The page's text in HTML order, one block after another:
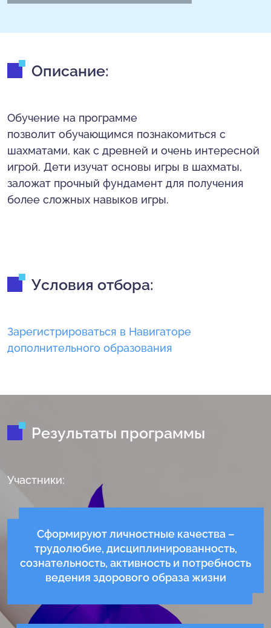
Описание:
Обучение на программе
позволит обучающимся познакомиться с
шахматами, как с древней и очень интересной
игрой. Дети изучат основы игры в шахматы,
заложат прочный фундамент для получения
более сложных навыков игры.
Условия отбора:
Зарегистрироваться в Навигаторе
дополнительного образования
Результаты программы
Участники:
Сформируют личностные качества –
трудолюбие, дисциплинированность,
сознательность, активность и потребность
ведения здорового образа жизни